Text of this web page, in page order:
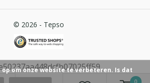
0
© 2026 - Tepso
op om onze website te verbeteren. Is dat